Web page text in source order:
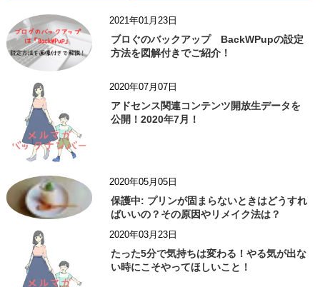
2021年01月23日
ブロぐのバックアップ BackWPupの設定
方法を図解付きでご紹介！
2020年07月07日
アドセンス関連コンテンツ開放生データを
公開！2020年7月！
2020年05月05日
保護中: プリンが固まらないときはどうすれ
ばいいの？その原因やリメイク法は？
2020年03月23日
たった5分で気持ちは変わる！やる気が出な
い時にこそやってほしいこと！